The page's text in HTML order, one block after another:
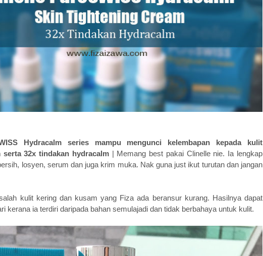
Hydracalm series mampu mengunci kelembapan kepada kulit
serta 32x tindakan hydracalm| Memang best pakai Clinelle nie. Ia lengkap
losyen, serum dan juga krim muka. Nak guna just ikut turutan dan jangan
kulit kering dan kusam yang Fiza ada beransur kurang. Hasilnya dapat
kerana ia terdiri daripada bahan semulajadi dan tidak berbahaya untuk kulit.